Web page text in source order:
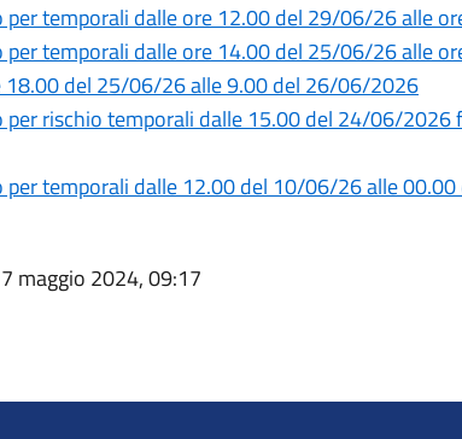
per temporali dalle ore 12.00 del 29/06/26 alle
per temporali dalle ore 14.00 del 25/06/26 alle
18.00 del 25/06/26 alle 9.00 del 26/06/2026
per rischio temporali dalle 15.00 del 24/06/2026
per temporali dalle 12.00 del 10/06/26 alle
maggio 2024, 09:17